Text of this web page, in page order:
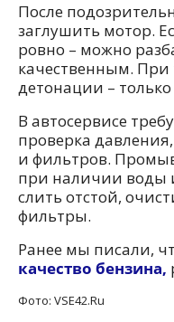
После
заглушить мотор.
ровно – можно
качественным.
детонации – только
В автосервисе
проверка давления,
и фильтров.
при наличии воды
слить отстой,
фильтры.
Ранее мы писали,
качество бензина,
Фото: VSE42.Ru